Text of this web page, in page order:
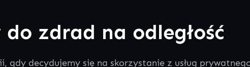
zdrad na odległość
gdy decydujemy się na skorzystanie z usług